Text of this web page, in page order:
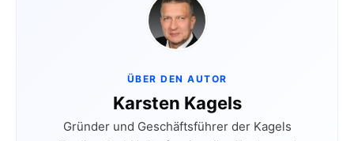
ÜBER DEN AUTOR
Karsten Kagels
Gründer und Geschäftsführer der Kagels